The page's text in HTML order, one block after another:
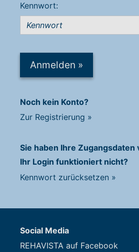
Kennwort:
Anmelden »
Noch kein Konto?
Zur Registrierung »
Sie haben Ihre Zugangsdaten
Ihr Login funktioniert nicht?
Kennwort zurücksetzen »
Social Media
REHAVISTA auf Facebook